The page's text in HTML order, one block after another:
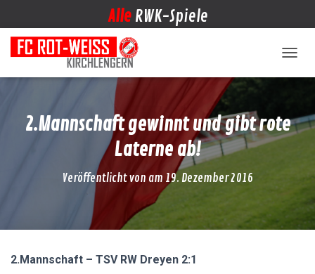
Alle RWK-Spiele
2.Mannschaft gewinnt und gibt rote
Laterne ab!
Veröffentlicht von am 19. Dezember 2016
2.Mannschaft – TSV RW Dreyen 2:1